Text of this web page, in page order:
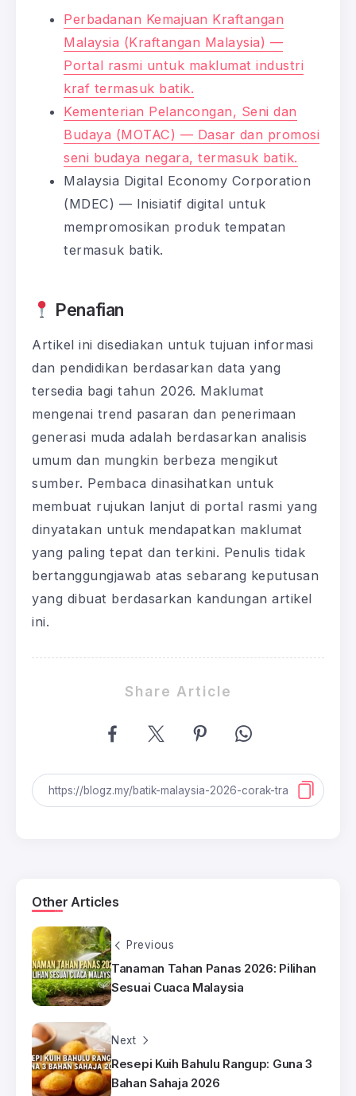
Perbadanan Kemajuan Kraftangan
Malaysia (Kraftangan Malaysia) —
Portal rasmi untuk maklumat industri
kraf termasuk batik.
Kementerian Pelancongan, Seni dan
Budaya (MOTAC) — Dasar dan promosi
seni budaya negara, termasuk batik.
Malaysia Digital Economy Corporation
(MDEC) — Inisiatif digital untuk
mempromosikan produk tempatan
termasuk batik.
Penafian
Artikel ini disediakan untuk tujuan informasi
dan pendidikan berdasarkan data yang
tersedia bagi tahun 2026. Maklumat
mengenai trend pasaran dan penerimaan
generasi muda adalah berdasarkan analisis
umum dan mungkin berbeza mengikut
sumber. Pembaca dinasihatkan untuk
membuat rujukan lanjut di portal rasmi yang
dinyatakan untuk mendapatkan maklumat
yang paling tepat dan terkini. Penulis tidak
bertanggungjawab atas sebarang keputusan
yang dibuat berdasarkan kandungan artikel
ini.
Share Article
Other Articles
Previous
Tanaman Tahan Panas 2026: Pilihan
Sesuai Cuaca Malaysia
Next
Resepi Kuih Bahulu Rangup: Guna 3
Bahan Sahaja 2026